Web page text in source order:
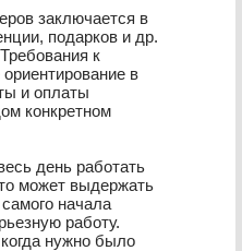
заключается в
подарков и др.
к
в
и оплаты
конкретном
день работать
может выдержать
начала
работу.
нужно было